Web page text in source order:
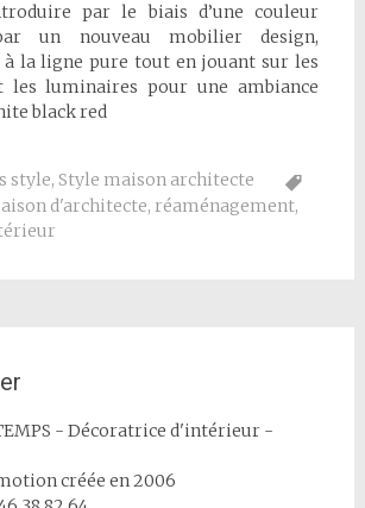
par le biais d’une couleur
un nouveau mobilier design,
la ligne pure tout en jouant sur les
les luminaires pour une ambiance
black red
style, Style maison architecte
d'architecte, réaménagement,
- Décoratrice d'intérieur -
créée en 2006